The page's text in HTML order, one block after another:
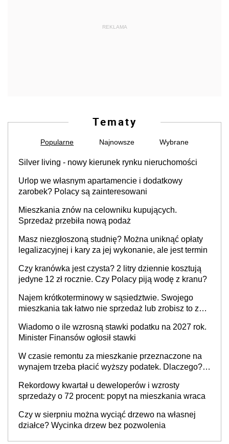
REKLAMA
Tematy
Popularne Najnowsze Wybrane
Silver living - nowy kierunek rynku nieruchomości
Urlop we własnym apartamencie i dodatkowy
zarobek? Polacy są zainteresowani
Mieszkania znów na celowniku kupujących.
Sprzedaż przebiła nową podaż
Masz niezgłoszoną studnię? Można uniknąć opłaty
legalizacyjnej i kary za jej wykonanie, ale jest termin
Czy kranówka jest czysta? 2 litry dziennie kosztują
jedyne 12 zł rocznie. Czy Polacy piją wodę z kranu?
Najem krótkoterminowy w sąsiedztwie. Swojego
mieszkania tak łatwo nie sprzedaż lub zrobisz to ze
Wiadomo o ile wzrosną stawki podatku na 2027 rok.
Minister Finansów ogłosił stawki
W czasie remontu za mieszkanie przeznaczone na
wynajem trzeba płacić wyższy podatek. Dlaczego?
Rekordowy kwartał u deweloperów i wzrosty
sprzedaży o 72 procent: popyt na mieszkania wraca
Czy w sierpniu można wyciąć drzewo na własnej
działce? Wycinka drzew bez pozwolenia